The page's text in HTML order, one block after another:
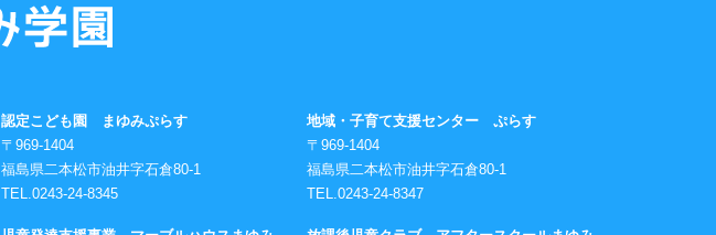
認定こども園 まゆみぷらす
〒969-1404
福島県二本松市油井字石倉80-1
TEL.0243-24-8345
地域・子育て支援センター ぷらす
〒969-1404
福島県二本松市油井字石倉80-1
TEL.0243-24-8347